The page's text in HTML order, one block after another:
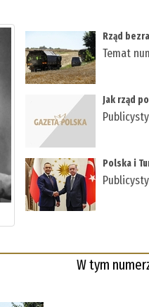
Rząd
Temat
Jak rząd
Polska i
W tym